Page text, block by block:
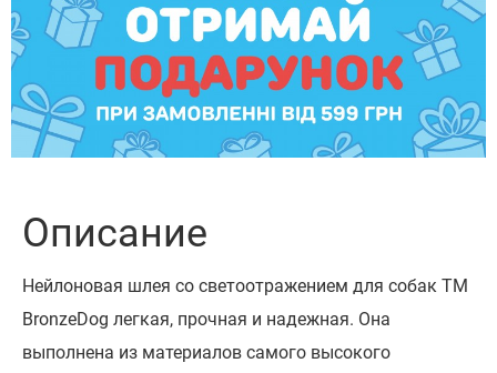
Описание
Нейлоновая шлея со светоотражением для собак ТМ
BronzeDog легкая, прочная и надежная. Она
выполнена из материалов самого высокого